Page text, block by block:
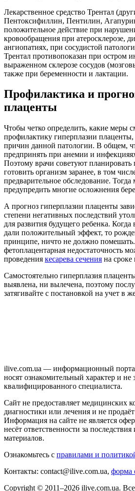
Лекарственное средство Трентал
Пентоксифиллин, Пентилин,
положительное действие при
кровообращения при атеросклерозе,
ангиопатиях, при сосудистой
Трентал противопоказан при остром
выраженном склерозе сосудов
также при беременности и лактации.
Профилактика и
плаценты
Чтобы четко определить, какие меры
профилактику гиперплазии плаценты,
причин данной патологии. В общем,
предпринять при анемии и
Поэтому врачи советуют планировать
готовить организм заранее, в том
предварительное обследование. Тогда
предупредить многие осложнения
А прогноз гиперплазии плаценты
степени негативных последствий
для развития будущего ребенка.
дали положительный эффект, то
принципе, ничто не должно
фетоплацентарная недостаточность
проведения кесарева сечения на сроке
Самостоятельно гиперплазия
выявлена, ни вылечена, поэтому
затягивайте с постановкой на учет в
ilive.com.ua — информационный
носят ознакомительный характер и
квалифицированного специалиста.
Сайт не предоставляет медицинских
диагностики или лечения и не
Информация на сайте не является
несёт ответственности за
материалов.
Ознакомьтесь с правилами и
Контакты: contact@ilive.com.ua, форма
Copyright © 2011–2026 ilive.com.ua.